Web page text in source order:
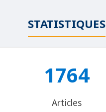
STATISTIQUES
1764
Articles